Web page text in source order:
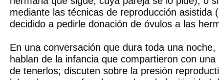
mediante las técnicas de reproducción asistida
decidido a pedirle donación de óvulos a las
En una conversación que dura toda una
hablan de la infancia que compartieron con
de tenerlos; discuten sobre la presión